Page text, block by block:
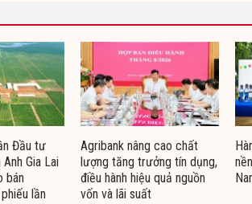
Đầu tư
Gia Lai
bán
lần
Agribank nâng cao chất
lượng tăng trưởng tín dụng,
điều hành hiệu quả nguồn
vốn và lãi suất